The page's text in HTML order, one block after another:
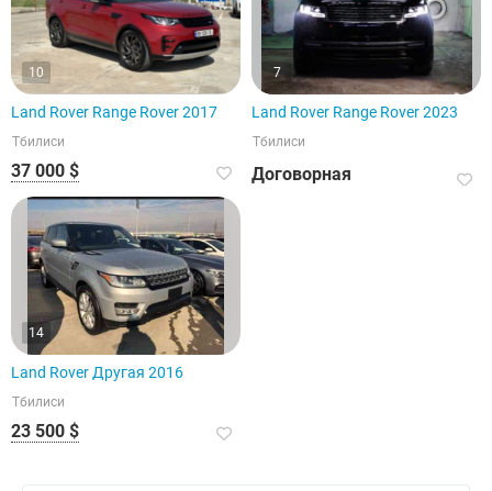
10
Land Rover Range Rover 2017
Тбилиси
37 000 $
7
Land Rover Range Rover 2023
Тбилиси
Договорная
14
Land Rover Другая 2016
Тбилиси
23 500 $